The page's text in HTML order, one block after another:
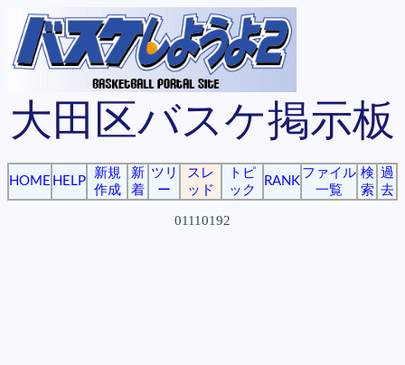
大田区バスケ掲示板
HOME HELP
新規
作成
新
着
ツリ
ー
スレ
ッド
トピ
ック
RANK
ファイル
一覧
検
索
過
去
01110192